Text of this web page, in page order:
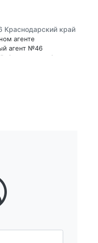
Краснодарский край
агенте
агент №46
Адреса, телефоны и
край
агенте